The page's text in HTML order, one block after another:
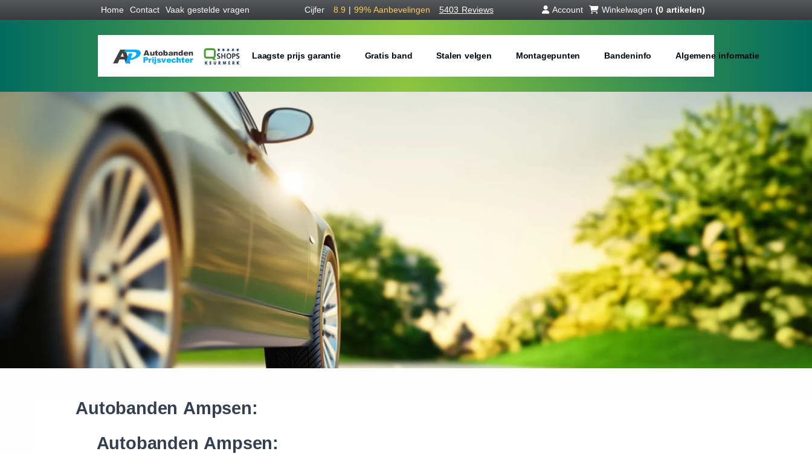
Home Contact Vaak gestelde vragen Cijfer 8.9 | 99% Aanbevelingen 5403 Reviews Account Winkelwagen (0 artikelen)
Laagste prijs garantie Gratis band Stalen velgen Montagepunten Bandeninfo Algemene informatie
Inch:
Waar vind ik de maat van mijn banden
Help mij met bestellen
Autobanden Ampsen:
Autobanden Ampsen: